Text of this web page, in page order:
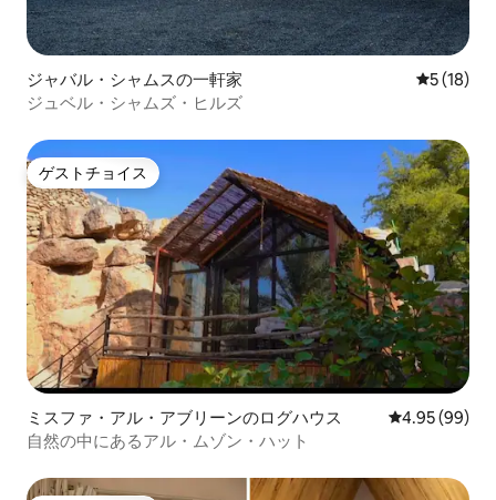
ジャバル・シャムスの一軒家 レビュー
5 (18)
ジュベル・シャムズ・ヒルズ
ゲストチョイス
ゲストチョイス
ミスファ・アル・アブリーンのログハウス レビュー99
4.95 (99)
自然の中にあるアル・ムゾン・ハット